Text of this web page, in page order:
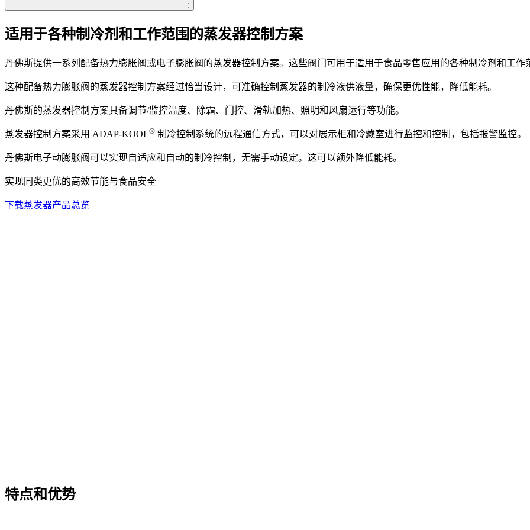
;
适用于各种制冷剂和工作范围的蒸发器控制方案
丹佛斯提供一系列配备热力膨胀阀或电子膨胀阀的蒸发器控制方案。这些阀门可用于适用于食品零售应用的各种制冷剂和工作
这种配备热力膨胀阀的蒸发器控制方案经过恰当设计，可准确控制蒸发器的制冷液供液量，确保更优性能，降低能耗。
丹佛斯的蒸发器控制方案具备调节/监控温度、除霜、门控、滑轨加热、照明和风扇运行等功能。
蒸发器控制方案采用 ADAP-KOOL® 制冷控制系统的远程通信方式，可以对展示柜和冷藏室进行监控和控制，包括报警监控。
丹佛斯电子动膨胀阀可以实现自适应和自动的制冷控制，无需手动设定。这可以额外降低能耗。
实现同类更优的高效节能与食品安全
下载蒸发器产品总览
特点和优势